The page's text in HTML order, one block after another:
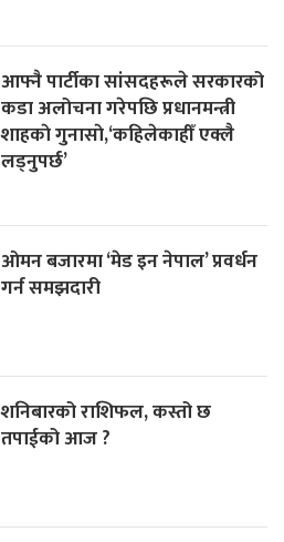
आफ्नै पार्टीका सांसदहरूले सरकारको
कडा अलोचना गरेपछि प्रधानमन्त्री
शाहकाे गुनासाे,‘कहिलेकाहीँ एक्लै
लड्नुपर्छ’
ओमन बजारमा ‘मेड इन नेपाल’ प्रवर्धन
गर्न समझदारी
शनिबारको राशिफल, कस्तो छ
तपाईको आज ?